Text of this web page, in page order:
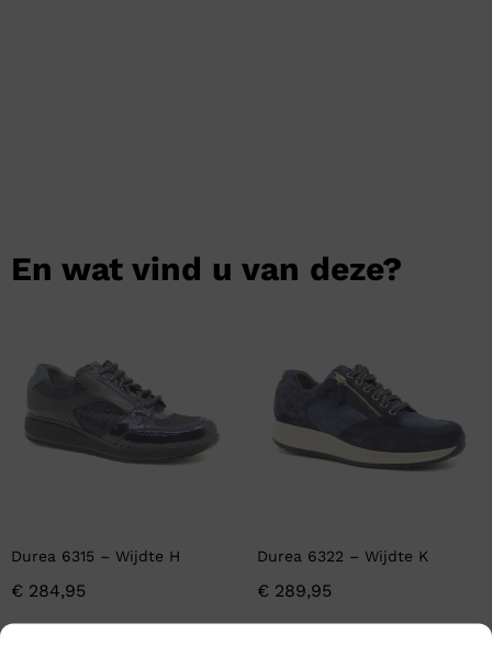
En wat vind u van deze?
Durea 6315 – Wijdte H
€ 284,95
Durea 6322 – Wijdte K
€ 289,95